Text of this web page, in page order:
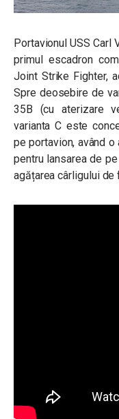
Portavionul USS Carl
primul escadron
Joint Strike Fighter,
Spre deosebire de
35B (cu aterizare
varianta C este
pe portavion, având
pentru lansarea de
agățarea cârligului de